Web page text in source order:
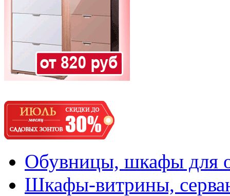
Обувницы, шкафы для
Шкафы-витрины,